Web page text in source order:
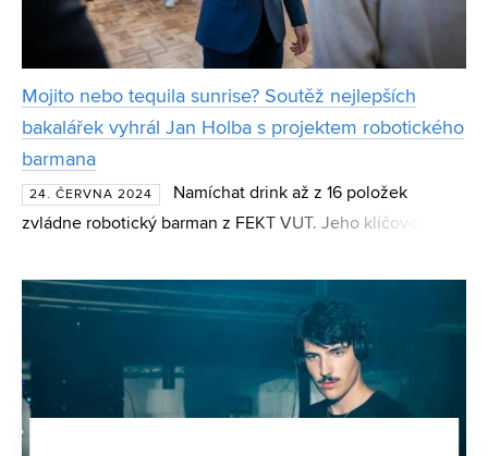
Mojito nebo tequila sunrise? Soutěž nejlepších
bakalářek vyhrál Jan Holba s projektem robotického
barmana
24. ČERVNA 2024
Namíchat drink až z 16 položek
zvládne robotický barman z FEKT VUT. Jeho klíčovou
Jan Holba. Ocenění získal na mezinárodní konferenci